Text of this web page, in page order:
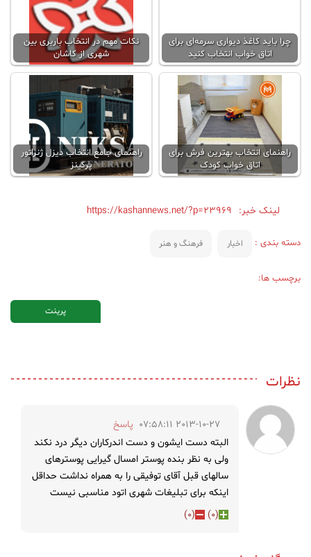
چرا باید کاغذ دیواری سرمه‌ای برای
اتاق خواب انتخاب کنید
نکات مهم در انتخاب باربری بین
شهری از کاشان
راهنمای انتخاب بهترین فرش برای
اتاق خواب کودک
راهنمای جامع انتخاب دیزل ژنراتور
پرکینز
لینک خبر: https://kashannews.net/?p=23969
دسته بندی : اخبار فرهنگ و هنر
برچسب ها:
پرینت
نظرات
2013-10-27 07:58:11
پاسخ
البته دست ایشون و دست اندرکاران دیگر درد نکند
ولی به نظر بنده پوستر امسال گیرایی پوسترهای
سالهای قبل آقای توفیقی را به همراه نداشت حداقل
اینکه برای تبلیغات شهری اتود مناسبی نیست
(
0
)
(
0
)